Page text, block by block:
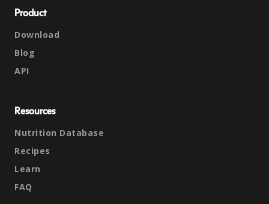
Product
Download
Blog
API
Resources
Nutrition Database
Recipes
Learn
FAQ